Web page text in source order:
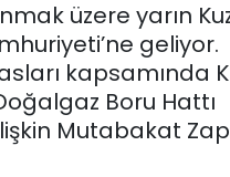
üzere yarın
geliyor.
kapsamında
Boru Hattı
Mutabakat